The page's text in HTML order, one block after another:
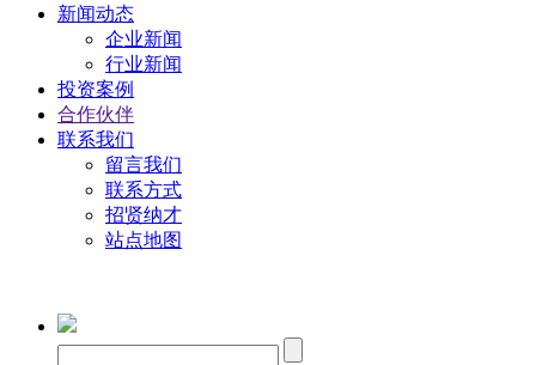
新闻动态
企业新闻
行业新闻
投资案例
合作伙伴
联系我们
留言我们
联系方式
招贤纳才
站点地图